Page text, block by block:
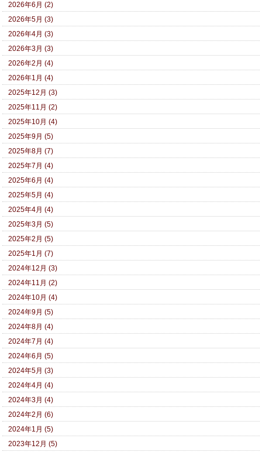
2026年6月 (2)
2026年5月 (3)
2026年4月 (3)
2026年3月 (3)
2026年2月 (4)
2026年1月 (4)
2025年12月 (3)
2025年11月 (2)
2025年10月 (4)
2025年9月 (5)
2025年8月 (7)
2025年7月 (4)
2025年6月 (4)
2025年5月 (4)
2025年4月 (4)
2025年3月 (5)
2025年2月 (5)
2025年1月 (7)
2024年12月 (3)
2024年11月 (2)
2024年10月 (4)
2024年9月 (5)
2024年8月 (4)
2024年7月 (4)
2024年6月 (5)
2024年5月 (3)
2024年4月 (4)
2024年3月 (4)
2024年2月 (6)
2024年1月 (5)
2023年12月 (5)